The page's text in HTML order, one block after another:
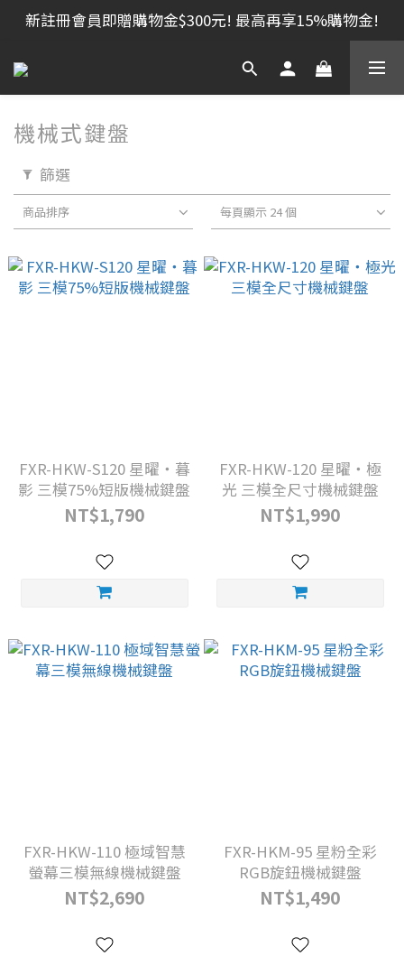
新註冊會員即贈購物金$300元! 最高再享15%購物金!
機械式鍵盤
篩選
商品排序 每頁顯示 24 個
FXR-HKW-S120 星曜・暮
影 三模75%短版機械鍵盤
NT$1,790
FXR-HKW-120 星曜・極
光 三模全尺寸機械鍵盤
NT$1,990
FXR-HKW-110 極域智慧
螢幕三模無線機械鍵盤
NT$2,690
FXR-HKM-95 星粉全彩
RGB旋鈕機械鍵盤
NT$1,490